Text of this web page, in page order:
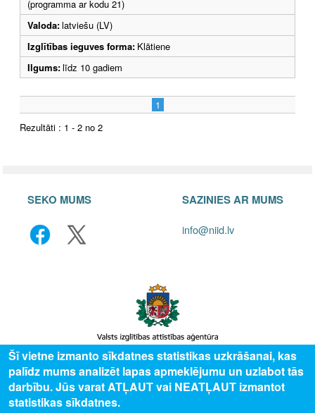
(programma ar kodu 21)
Valoda:latviešu (LV)
Izglītības ieguves forma: Klātiene
Ilgums:līdz 10 gadiem
1
Rezultāti : 1 - 2 no 2
SEKO MUMS SAZINIES AR MUMS
info@niid.lv
© 2025 Valsts izglītības attīstības aģentūra, publicētā satura visas tiesības
aizsargātas.
Šī vietne izmanto sīkdatnes statistikas uzkrāšanai, kas
palīdz mums analizēt lapas apmeklējumu un uzlabot tās
darbību. Jūs varat ATĻAUT vai NEATĻAUT izmantot
statistikas sīkdatnes.